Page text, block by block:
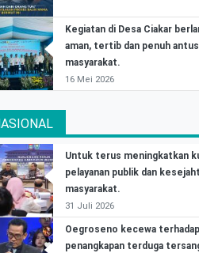
Kegiatan di Desa Ciakar
aman, tertib dan penuh
masyarakat.
16 Mei 2026
Untuk terus meningkatkan
pelayanan publik dan
masyarakat.
31 Juli 2026
Oegroseno kecewa terhadap
penangkapan terduga